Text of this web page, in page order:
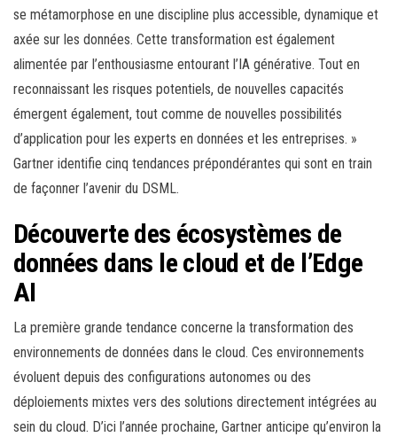
se métamorphose en une discipline plus accessible, dynamique et
axée sur les données. Cette transformation est également
alimentée par l’enthousiasme entourant l’IA générative. Tout en
reconnaissant les risques potentiels, de nouvelles capacités
émergent également, tout comme de nouvelles possibilités
d’application pour les experts en données et les entreprises. »
Gartner identifie cinq tendances prépondérantes qui sont en train
de façonner l’avenir du DSML.
Découverte des écosystèmes de
données dans le cloud et de l’Edge
AI
La première grande tendance concerne la transformation des
environnements de données dans le cloud. Ces environnements
évoluent depuis des configurations autonomes ou des
déploiements mixtes vers des solutions directement intégrées au
sein du cloud. D’ici l’année prochaine, Gartner anticipe qu’environ la